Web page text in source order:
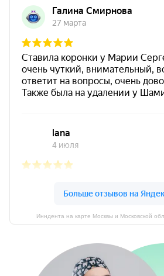
Инндента на карте Москвы и Московской